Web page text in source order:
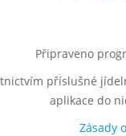
Připraveno
příslušné
aplikace do
Zásady